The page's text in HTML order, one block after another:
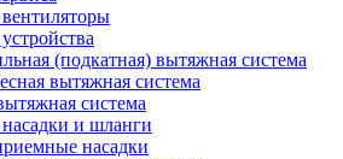
(подкатная) вытяжная система
вытяжная система
система
и шланги
насадки